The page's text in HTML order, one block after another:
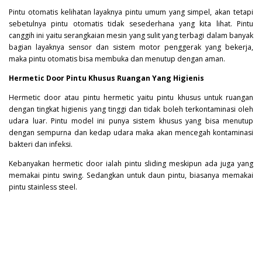
Pintu otomatis kelihatan layaknya pintu umum yang simpel, akan tetapi
sebetulnya pintu otomatis tidak sesederhana yang kita lihat. Pintu
canggih ini yaitu serangkaian mesin yang sulit yang terbagi dalam banyak
bagian layaknya sensor dan sistem motor penggerak yang bekerja,
maka pintu otomatis bisa membuka dan menutup dengan aman.
Hermetic Door Pintu Khusus Ruangan Yang Higienis
Hermetic door atau pintu hermetic yaitu pintu khusus untuk ruangan
dengan tingkat higienis yang tinggi dan tidak boleh terkontaminasi oleh
udara luar. Pintu model ini punya sistem khusus yang bisa menutup
dengan sempurna dan kedap udara maka akan mencegah kontaminasi
bakteri dan infeksi.
Kebanyakan hermetic door ialah pintu sliding meskipun ada juga yang
memakai pintu swing. Sedangkan untuk daun pintu, biasanya memakai
pintu stainless steel.